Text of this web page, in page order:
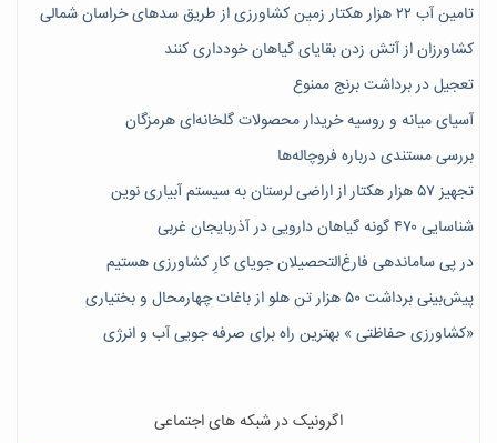
تامین آب ۲۲ هزار هکتار زمین کشاورزی از طریق سدهای خراسان شمالی
کشاورزان از آتش زدن بقایای گیاهان خودداری کنند
تعجیل در برداشت برنج ممنوع
آسیای میانه و روسیه خریدار محصولات گلخانه‌ای هرمزگان
بررسی مستندی درباره فروچاله‌ها
تجهیز ۵۷ هزار هکتار از اراضی لرستان به سیستم آبیاری نوین
شناسایی ۴۷٠ گونه گیاهان دارویی در آذربایجان غربی
در پی ساماندهی فارغ‌التحصیلان جویای کارِ کشاورزی هستیم
پیش‎‌بینی برداشت ۵۰ هزار تن هلو از باغات چهارمحال و بختیاری
«کشاورزی حفاظتی » بهترین راه برای صرفه جویی آب و انرژی
اگرونیک در شبکه های اجتماعی